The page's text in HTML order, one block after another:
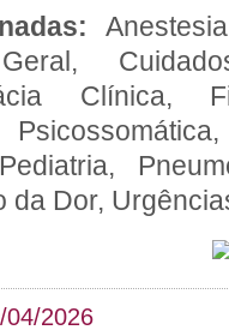
Clínica,
da Dor,
04/2026